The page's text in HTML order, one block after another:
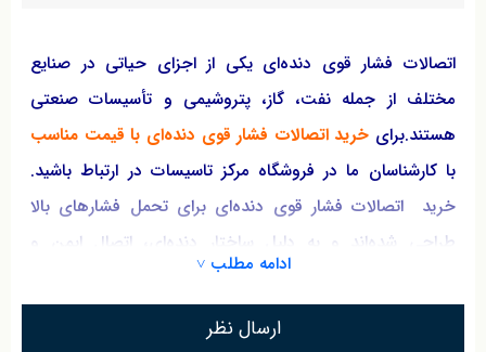
اتصالات فشار قوی دنده‌ای یکی از اجزای حیاتی در صنایع
مختلف از جمله نفت، گاز، پتروشیمی و تأسیسات صنعتی
هستند.برای خرید اتصالات فشار قوی دنده‌ای با قیمت مناسب
با کارشناسان ما در فروشگاه مرکز تاسیسات در ارتباط باشید.
خرید اتصالات فشار قوی دنده‌ای برای تحمل فشارهای بالا
طراحی شده‌اند و به دلیل ساختار دنده‌ای، اتصال ایمن و
خرید اتصالات فشار قوی دنده‌ای
با دقت و توجه به کیفیت و استانداردهای تولید انجام شود.
ادامه مطلب ˅
ارسال نظر